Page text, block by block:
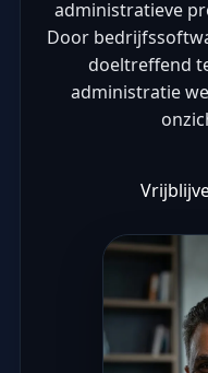
administratieve
Door
doeltreffend
administratie